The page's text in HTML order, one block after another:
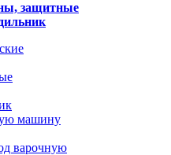
защитные
машину
варочную